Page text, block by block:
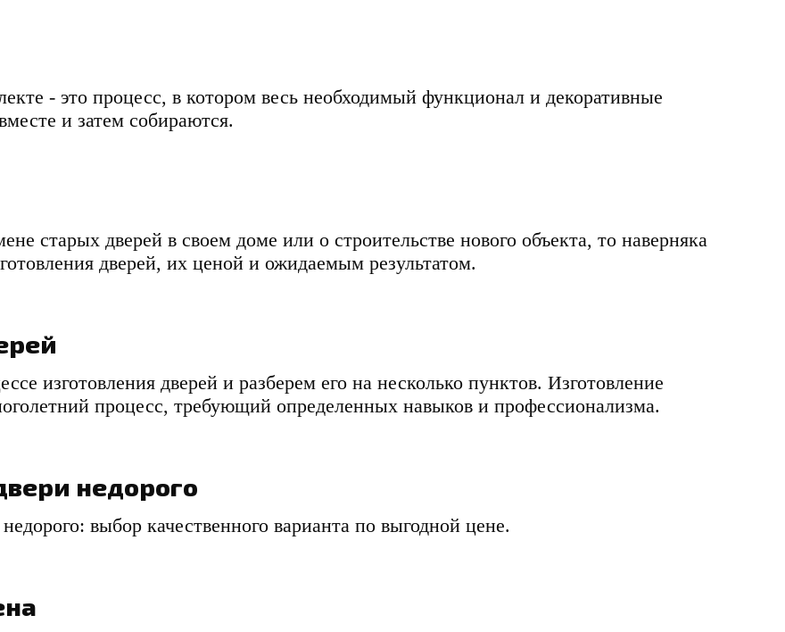
- это процесс, в котором весь необходимый функционал и декоративные
и затем собираются.
старых дверей в своем доме или о строительстве нового объекта, то наверняка
дверей, их ценой и ожидаемым результатом.
изготовления дверей и разберем его на несколько пунктов. Изготовление
процесс, требующий определенных навыков и профессионализма.
недорого
выбор качественного варианта по выгодной цене.